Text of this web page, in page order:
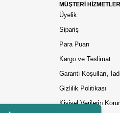
MÜŞTERİ HİZMETLERİ
Üyelik
Sipariş
Para Puan
Kargo ve Teslimat
Garanti Koşulları,
Gizlilik Politikası
Kişisel Verilerin